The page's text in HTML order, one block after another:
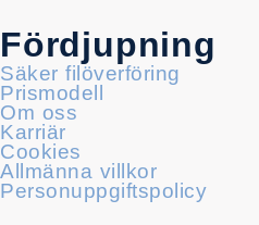
Fördjupning
Säker filöverföring
Prismodell
Om oss
Karriär
Cookies
Allmänna villkor
Personuppgiftspolicy